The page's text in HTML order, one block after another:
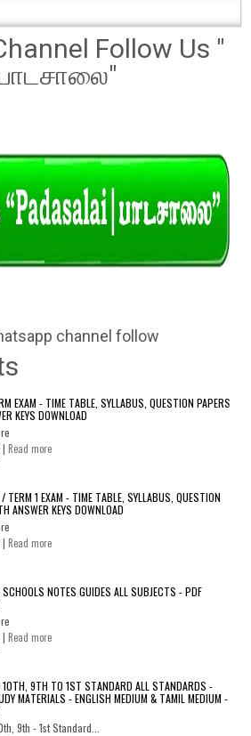
Follow Us "
channel follow
EXAM - TIME TABLE, SYLLABUS, QUESTION PAPERS
KEYS DOWNLOAD
| Read more
/ TERM 1 EXAM - TIME TABLE, SYLLABUS, QUESTION
ANSWER KEYS DOWNLOAD
| Read more
NOTES GUIDES ALL SUBJECTS - PDF
| Read more
9TH TO 1ST STANDARD ALL STANDARDS -
MATERIALS - ENGLISH MEDIUM & TAMIL MEDIUM -
9th - 1st Standard...